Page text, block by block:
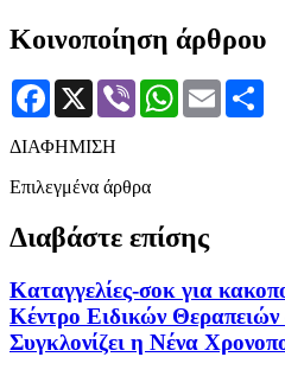
Κοινοποίηση άρθρου
Facebook
X Viber WhatsApp
Email
ΔΙΑΦΗΜΙΣΗ
Επιλεγμένα άρθρα
Διαβάστε επίσης
Καταγγελίες-σοκ για
Κέντρο Ειδικών
Συγκλονίζει η Νένα